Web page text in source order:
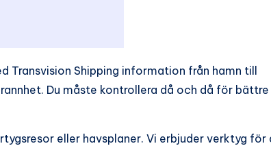
Shipping information från hamn till
Du måste kontrollera då och då för bättre
eller havsplaner. Vi erbjuder verktyg för